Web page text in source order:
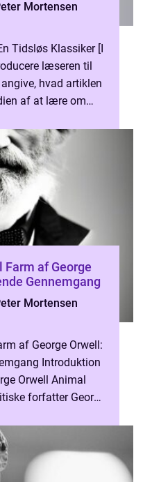
Mortensen
Tidsløs Klassiker [I
læseren til
hvad artiklen
af at lære om
af George
Gennemgang
Mortensen
af George Orwell:
Introduktion
Orwell Animal
forfatter George